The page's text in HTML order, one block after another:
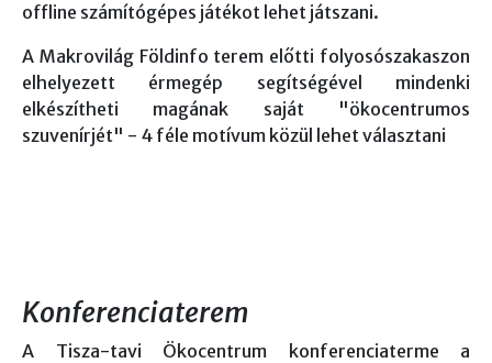
offline számítógépes játékot lehet játszani.
A Makrovilág Földinfo terem előtti folyosószakaszon
elhelyezett érmegép segítségével mindenki
elkészítheti magának saját "ökocentrumos
szuvenírjét" - 4 féle motívum közül lehet választani
Konferenciaterem
A Tisza-tavi Ökocentrum konferenciaterme a